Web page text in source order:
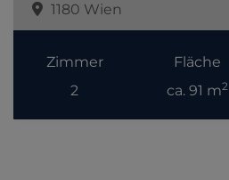
1180 Wien
Zimmer
2
Fläche
ca. 91 m2